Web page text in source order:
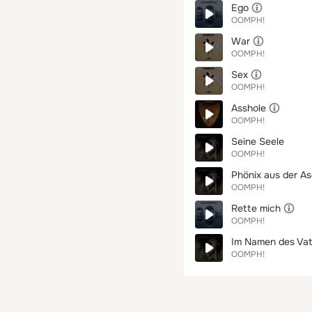
Ego
OOMPH!
War
OOMPH!
Sex
OOMPH!
Asshole
OOMPH!
Seine Seele
OOMPH!
Phönix aus der
OOMPH!
Rette mich
OOMPH!
Im Namen des
OOMPH!